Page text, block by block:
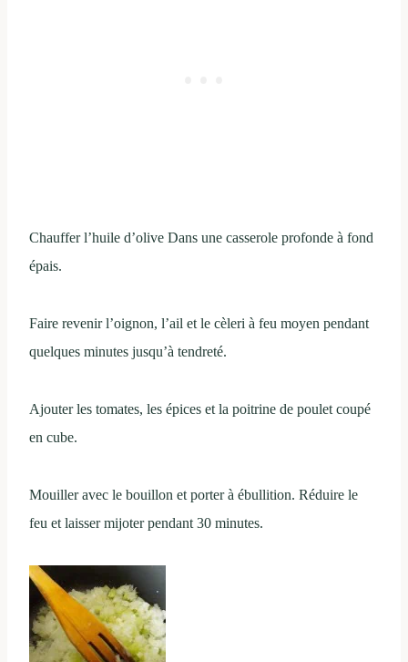
Chauffer l’huile d’olive Dans une casserole profonde à fond
épais.
Faire revenir l’oignon, l’ail et le cèleri à feu moyen pendant
quelques minutes jusqu’à tendreté.
Ajouter les tomates, les épices et la poitrine de poulet coupé
en cube.
Mouiller avec le bouillon et porter à ébullition. Réduire le
feu et laisser mijoter pendant 30 minutes.